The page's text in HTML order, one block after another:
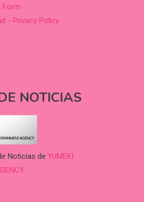
Form
- Privacy Policy
NOTICIAS
Noticias de YUMEKI